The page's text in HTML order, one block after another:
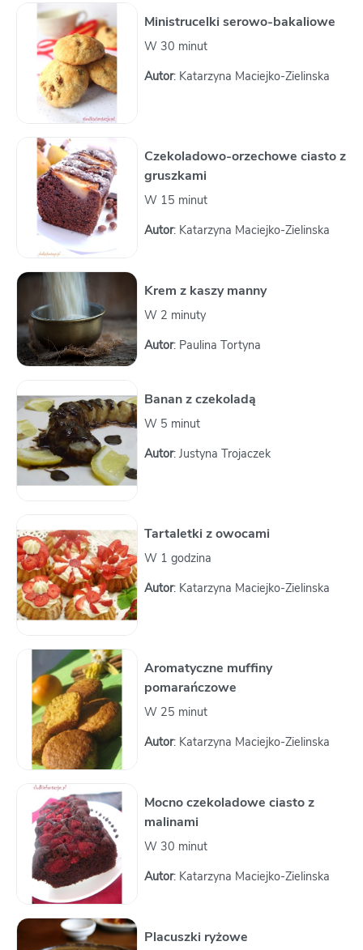
Ministrucelki serowo-bakaliowe
W 30 minut
Autor: Katarzyna Maciejko-Zielinska
Czekoladowo-orzechowe ciasto z
gruszkami
W 15 minut
Autor: Katarzyna Maciejko-Zielinska
Krem z kaszy manny
W 2 minuty
Autor: Paulina Tortyna
Banan z czekoladą
W 5 minut
Autor: Justyna Trojaczek
Tartaletki z owocami
W 1 godzina
Autor: Katarzyna Maciejko-Zielinska
Aromatyczne muffiny
pomarańczowe
W 25 minut
Autor: Katarzyna Maciejko-Zielinska
Mocno czekoladowe ciasto z
malinami
W 30 minut
Autor: Katarzyna Maciejko-Zielinska
Placuszki ryżowe